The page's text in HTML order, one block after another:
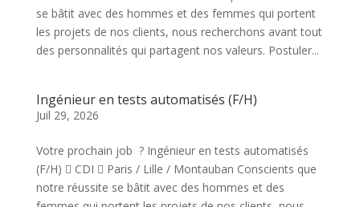
se bâtit avec des hommes et des femmes qui portent
les projets de nos clients, nous recherchons avant tout
des personnalités qui partagent nos valeurs. Postuler...
Ingénieur en tests automatisés (F/H)
Juil 29, 2026
Votre prochain job ? Ingénieur en tests automatisés
(F/H)  CDI  Paris / Lille / Montauban Conscients que
notre réussite se bâtit avec des hommes et des